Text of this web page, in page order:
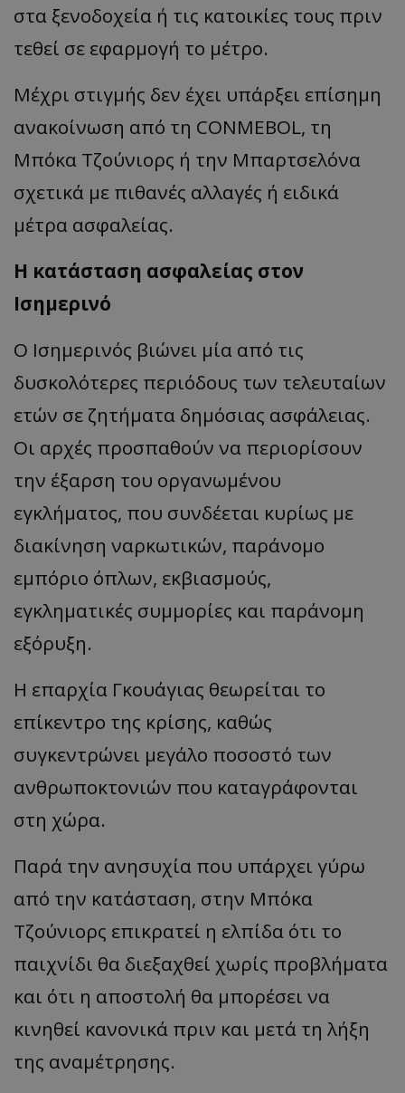
στα ξενοδοχεία ή τις κατοικίες τους πριν
τεθεί σε εφαρμογή το μέτρο.
Μέχρι στιγμής δεν έχει υπάρξει επίσημη
ανακοίνωση από τη CONMEBOL, τη
Μπόκα Τζούνιορς ή την Μπαρτσελόνα
σχετικά με πιθανές αλλαγές ή ειδικά
μέτρα ασφαλείας.
Η κατάσταση ασφαλείας στον
Ισημερινό
Ο Ισημερινός βιώνει μία από τις
δυσκολότερες περιόδους των τελευταίων
ετών σε ζητήματα δημόσιας ασφάλειας.
Οι αρχές προσπαθούν να περιορίσουν
την έξαρση του οργανωμένου
εγκλήματος, που συνδέεται κυρίως με
διακίνηση ναρκωτικών, παράνομο
εμπόριο όπλων, εκβιασμούς,
εγκληματικές συμμορίες και παράνομη
εξόρυξη.
Η επαρχία Γκουάγιας θεωρείται το
επίκεντρο της κρίσης, καθώς
συγκεντρώνει μεγάλο ποσοστό των
ανθρωποκτονιών που καταγράφονται
στη χώρα.
Παρά την ανησυχία που υπάρχει γύρω
από την κατάσταση, στην Μπόκα
Τζούνιορς επικρατεί η ελπίδα ότι το
παιχνίδι θα διεξαχθεί χωρίς προβλήματα
και ότι η αποστολή θα μπορέσει να
κινηθεί κανονικά πριν και μετά τη λήξη
της αναμέτρησης.